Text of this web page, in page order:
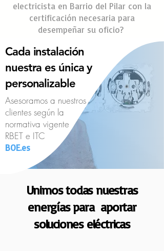
electricista en Barrio del Pilar con la
certificación necesaria para
desempeñar su oficio?
Cada instalación
nuestra es única y
personalizable
Asesoramos a nuestros
clientes según la
normativa vigente
RBET e ITC
BOE.es
Unimos todas nuestras
energías para aportar
soluciones eléctricas